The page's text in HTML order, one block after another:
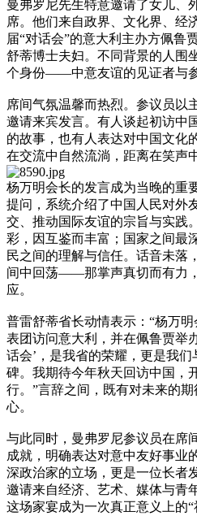
曼弗罗尼先生特意邀请了女儿、
席。他们来自政界、文化界、经
届“对话会”的意大利主办方佩鲁
舒蒂博士夫妇。不同背景的人围
个身份——中意友谊的见证者与参
席间气氛温馨而热烈。参议员以
邀请来宾发言。有人谈起初访中
的故事，也有人表达对中国文化
在交流中自然流淌，距离在笑声
杨万明会长的发言成为当晚的重
提问，系统介绍了中国人民对外
交、推动国际友谊的宗旨与实践
彩，因互鉴而丰富；国家之间最
民之间的理解与信任。话音未落
间中回荡——那掌声真切而有力
应。
普雷舒蒂省长动情表示：“杨万
表团访问意大利，并在佩鲁贾举
话会’，是我省的荣耀，更是我
碑。我期待今年秋天回访中国，
行。”言辞之间，既有对未来的
心。
与此同时，曼弗罗尼参议员在席
成就，明确表达对意中友好事业
深政治家的立场，更是一位长者
邀请来自经济、艺术、媒体与青
这场家宴成为一次真正意义上的